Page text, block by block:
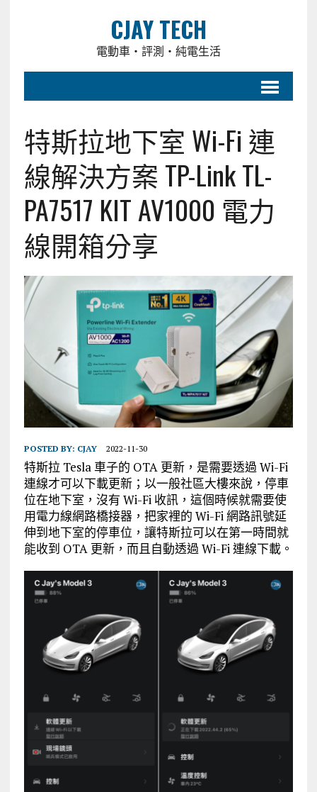
CJAY TECH
電動車・評測・純電生活
特斯拉地下室 Wi-Fi 連
線解決方案 TP-Link TL-
PA7517 KIT AV1000 電力
線開箱分享
POSTED BY: CJAY 2022-11-30
特斯拉 Tesla 車子的 OTA 更新，是需要透過 Wi-Fi
連線才可以下載更新；以一般社區大樓來說，停車
位在地下室，沒有 Wi-Fi 收訊，這個時候就需要使
用電力線網路橋接器，把家裡的 Wi-Fi 網路訊號延
伸到地下室的停車位，讓特斯拉可以在第一時間就
能收到 OTA 更新，而且自動透過 Wi-Fi 連線下載。